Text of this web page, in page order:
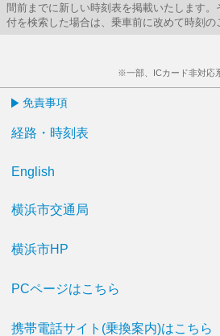
間前までに新しい時刻表を掲載いたします。
付を検索した場合は、乗車前に改めて時刻の
※一部、ICカード非対応
免責事項
経路・時刻表
English
横浜市交通局
横浜市HP
PCページはこちら
携帯電話サイト(乗換案内)はこちら